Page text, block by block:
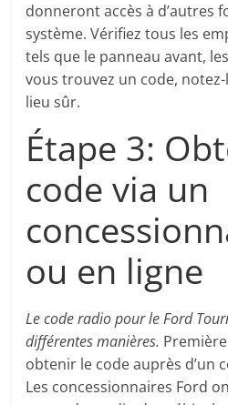
donneront accès à d’autres
système. Vérifiez tous les
tels que le panneau avant,
vous trouvez un code,
lieu sûr.
Étape 3:
code via un
ou en ligne
Le code radio pour le Ford
différentes manières.
obtenir le code auprès d’un
Les concessionnaires Ford